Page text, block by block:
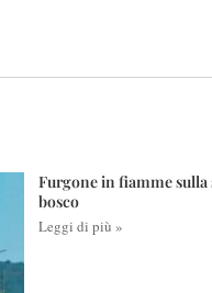
Furgone in fiamme sulla
bosco
Leggi di più »